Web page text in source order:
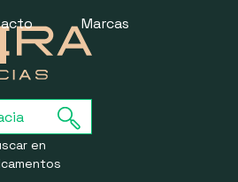
en
Marcas
la experiencia de la web. Si sigues